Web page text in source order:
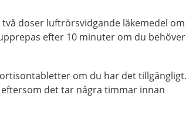
doser luftrörsvidgande läkemedel om
efter 10 minuter om du behöver
om du har det tillgängligt.
det tar några timmar innan